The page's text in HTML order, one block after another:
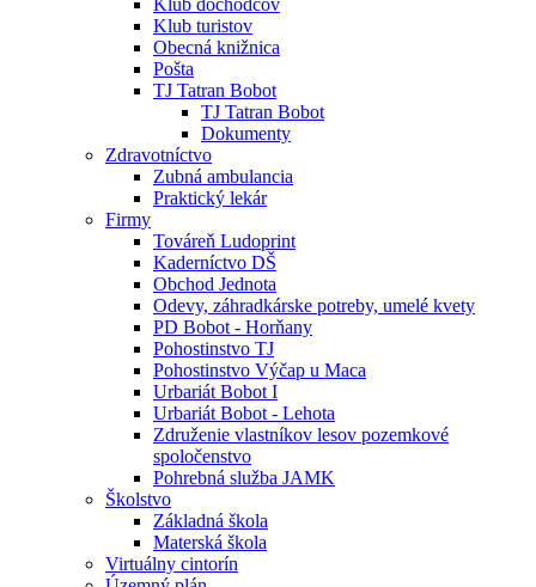
Klub dôchodcov
Klub turistov
Obecná knižnica
Pošta
TJ Tatran Bobot
TJ Tatran Bobot
Dokumenty
Zdravotníctvo
Zubná ambulancia
Praktický lekár
Firmy
Továreň Ludoprint
Kaderníctvo DŠ
Obchod Jednota
Odevy, záhradkárske potreby, umelé kvety
PD Bobot - Horňany
Pohostinstvo TJ
Pohostinstvo Výčap u Maca
Urbariát Bobot I
Urbariát Bobot - Lehota
Združenie vlastníkov lesov pozemkové
spoločenstvo
Pohrebná služba JAMK
Školstvo
Základná škola
Materská škola
Virtuálny cintorín